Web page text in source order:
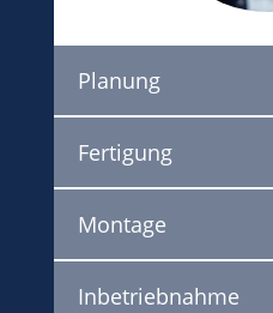
Planung
Fertigung
Montage
Inbetriebnahme